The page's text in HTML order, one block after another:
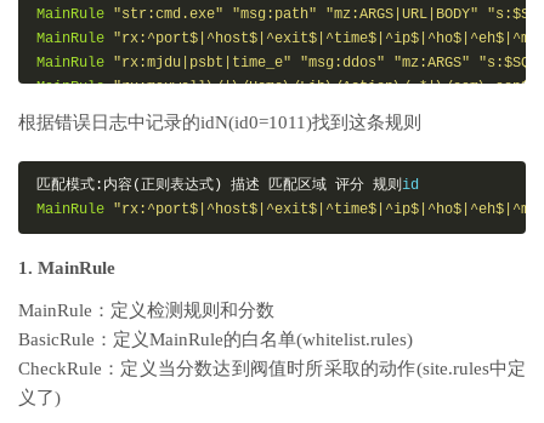
MainRule "str:cmd.exe" "msg:path" "mz:ARGS|URL|BODY"
MainRule
MainRule "rx:mjdu|psbt|time_e" "msg:ddos" "mz:ARGS"
MainRule "rx:maxwell\/|\/Home\/Lib\/Action\/.*|\/sam\.asp$"
MainRule
"str:pingback.ping" "msg:wp-ddos" "mz:BODY"
MainRule
MainRule "rx:\.ph|\.asp" "msg:asp/php file upload!"
MainRule
"rx:@eval\(" "msg:attcode" "mz:BODY"
MainRule "rx:(php|asp)#" "msg:phpcms"
MainRule "str:select" "msg:phpcms"
MainRule
根据错误日志中记录的idN(id0=1011)找到这条规则
匹配模式:内容(正则表达式) 描述 匹配区域 评分 规则
MainRule
1. MainRule
MainRule：定义检测规则和分数
BasicRule：定义MainRule的白名单(whitelist.rules)
CheckRule：定义当分数达到阀值时所采取的动作(site.rules中定
义了)